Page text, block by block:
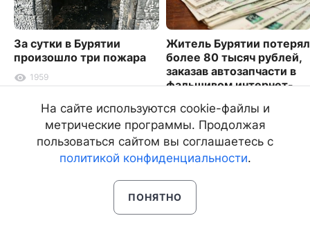
За сутки в Бурятии
произошло три пожара
1959
Житель Бурятии потерял
более 80 тысяч рублей,
заказав автозапчасти в
фальшивом интернет-
2528
На сайте используются cookie-файлы и
метрические программы. Продолжая
пользоваться сайтом вы соглашаетесь с
политикой конфиденциальности.
ПОНЯТНО